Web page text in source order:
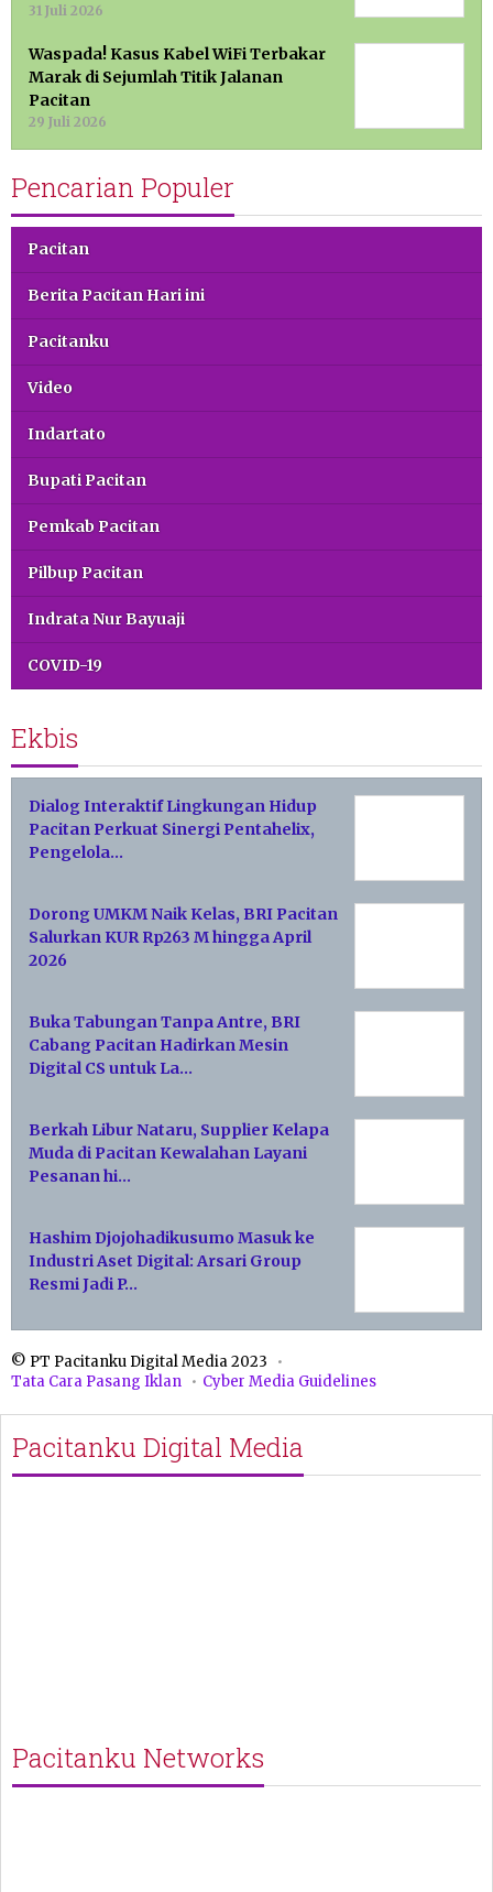
31 Juli 2026
Waspada! Kasus Kabel WiFi Terbakar
Marak di Sejumlah Titik Jalanan
Pacitan
29 Juli 2026
Pencarian Populer
Pacitan
Berita Pacitan Hari ini
Pacitanku
Video
Indartato
Bupati Pacitan
Pemkab Pacitan
Pilbup Pacitan
Indrata Nur Bayuaji
COVID-19
Ekbis
Dialog Interaktif Lingkungan Hidup
Pacitan Perkuat Sinergi Pentahelix,
Pengelola…
Dorong UMKM Naik Kelas, BRI Pacitan
Salurkan KUR Rp263 M hingga April
2026
Buka Tabungan Tanpa Antre, BRI
Cabang Pacitan Hadirkan Mesin
Digital CS untuk La…
Berkah Libur Nataru, Supplier Kelapa
Muda di Pacitan Kewalahan Layani
Pesanan hi…
Hashim Djojohadikusumo Masuk ke
Industri Aset Digital: Arsari Group
Resmi Jadi P…
© PT Pacitanku Digital Media 2023
Tata Cara Pasang Iklan
Cyber Media Guidelines
Pacitanku Digital Media
Pacitanku Networks